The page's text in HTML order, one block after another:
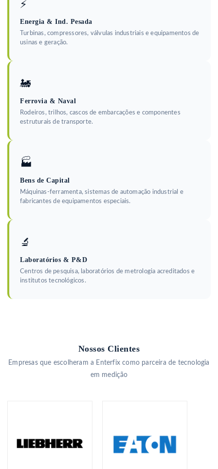
⚡
Energia & Ind. Pesada
Turbinas, compressores, válvulas industriais e equipamentos de
usinas e geração.
🚂
Ferrovia & Naval
Rodeiros, trilhos, cascos de embarcações e componentes
estruturais de transporte.
🏭
Bens de Capital
Máquinas-ferramenta, sistemas de automação industrial e
fabricantes de equipamentos especiais.
🔬
Laboratórios & P&D
Centros de pesquisa, laboratórios de metrologia acreditados e
institutos tecnológicos.
Nossos Clientes
Empresas que escolheram a Enterfix como parceira de tecnologia
em medição